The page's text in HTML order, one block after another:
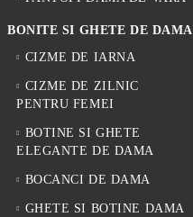
BONITE SI GHETE DE DAMA
CIZME DE IARNA
CIZME DE ZILNIC
PENTRU FEMEI
BOTINE SI GHETE
ELEGANTE DE DAMA
BOCANCI DE DAMA
GHETE SI BOTINE DAMA